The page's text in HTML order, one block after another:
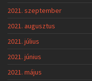
2021. szeptember
2021. augusztus
2021. július
2021. június
2021. május